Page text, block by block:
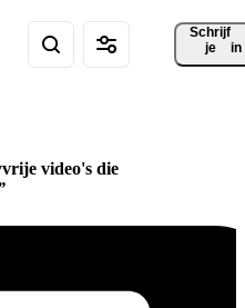
Schrijf
je
in
video's die